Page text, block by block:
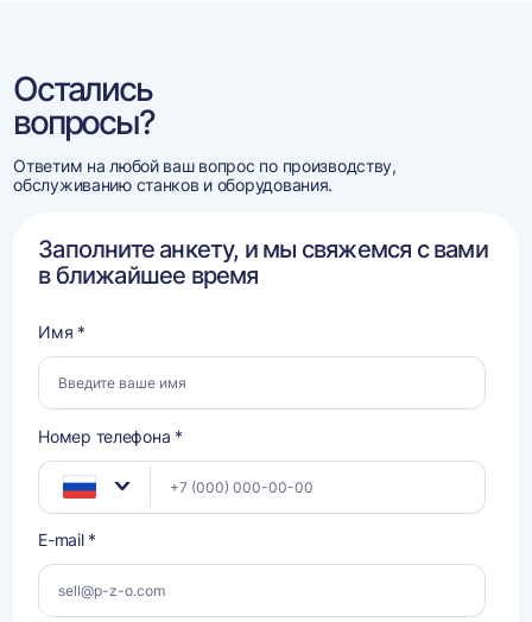
Остались
вопросы?
Ответим на любой ваш вопрос по производству,
обслуживанию станков и оборудования.
Заполните анкету, и мы свяжемся с вами
в ближайшее время
Имя *
Номер телефона *
E-mail *